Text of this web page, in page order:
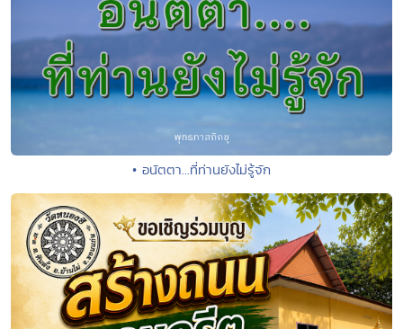
• อนัตตา...ที่ท่านยังไม่รู้จัก